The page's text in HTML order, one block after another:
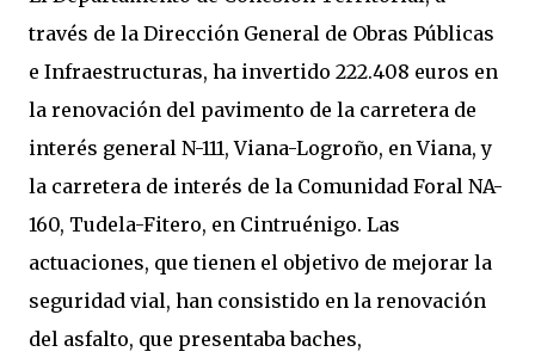
través de la Dirección General de Obras Públicas
e Infraestructuras, ha invertido 222.408 euros en
la renovación del pavimento de la carretera de
interés general N-111, Viana-Logroño, en Viana, y
la carretera de interés de la Comunidad Foral NA-
160, Tudela-Fitero, en Cintruénigo. Las
actuaciones, que tienen el objetivo de mejorar la
seguridad vial, han consistido en la renovación
del asfalto, que presentaba baches,